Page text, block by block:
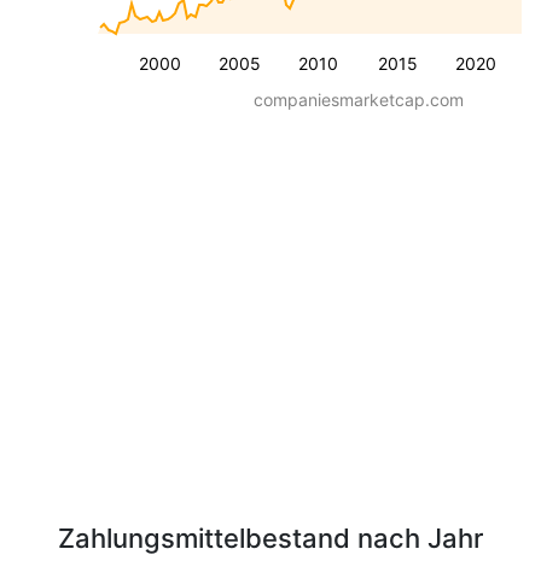
2000 2005 2010 2015 2020
companiesmarketcap.com
Zahlungsmittelbestand nach Jahr